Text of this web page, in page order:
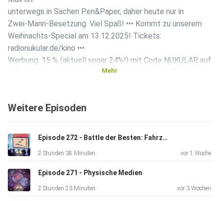
unterwegs in Sachen Pen&Paper, daher heute nur in
Zwei-Mann-Besetzung. Viel Spaß! ••• Kommt zu unserem
Weihnachts-Special am 13.12.2025! Tickets:
radionukular.de/kino •••
Werbung: 15 % (aktuell sogar 24%!) mit Code NUKULAR auf
radionukular.de/gamersonly – danke an Gamers Only für
00:30:54
Nukulare Podcast
Formate
Mehr
Weitere Episoden
Episode 272 - Battle der Besten: Fahrzeuge der Popkultur
2 Stunden 38 Minuten vor 1 Woche
Episode 271 - Physische Medien
2 Stunden 23 Minuten vor 3 Wochen